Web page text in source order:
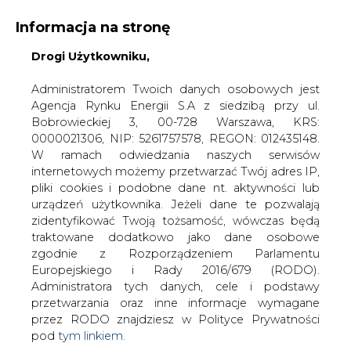
KONTAKT:
WYDAWCA PORTALU:
WYSOKI KONTRAST A A
ZALOGUJ SIĘ
WŁĄCZ CIRE.TV
Informacja na stronę
Drogi Użytkowniku,
Administratorem Twoich danych osobowych jest
Agencja Rynku Energii S.A z siedzibą przy ul.
Bobrowieckiej 3, 00-728 Warszawa, KRS:
0000021306, NIP: 5261757578, REGON: 012435148.
W ramach odwiedzania naszych serwisów
internetowych możemy przetwarzać Twój adres IP,
pliki cookies i podobne dane nt. aktywności lub
urządzeń użytkownika. Jeżeli dane te pozwalają
zidentyfikować Twoją tożsamość, wówczas będą
traktowane dodatkowo jako dane osobowe
zgodnie z Rozporządzeniem Parlamentu
Europejskiego i Rady 2016/679 (RODO).
Administratora tych danych, cele i podstawy
przetwarzania oraz inne informacje wymagane
przez RODO znajdziesz w Polityce Prywatności
pod tym linkiem.